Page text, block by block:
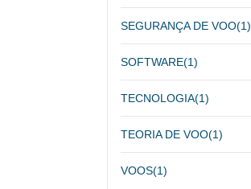
SEGURANÇA DE VOO(1)
SOFTWARE(1)
TECNOLOGIA(1)
TEORIA DE VOO(1)
VOOS(1)